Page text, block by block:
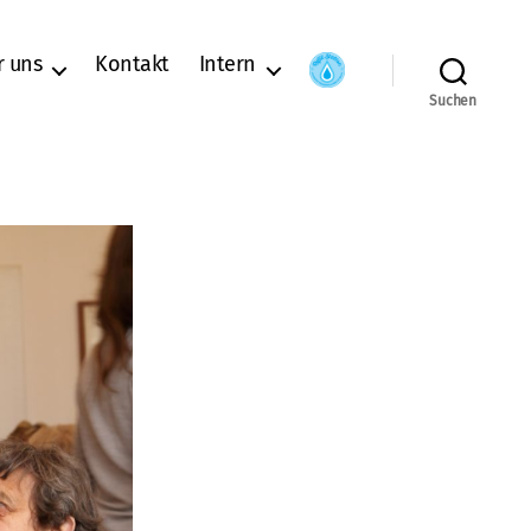
uns Kontakt Intern
Suchen